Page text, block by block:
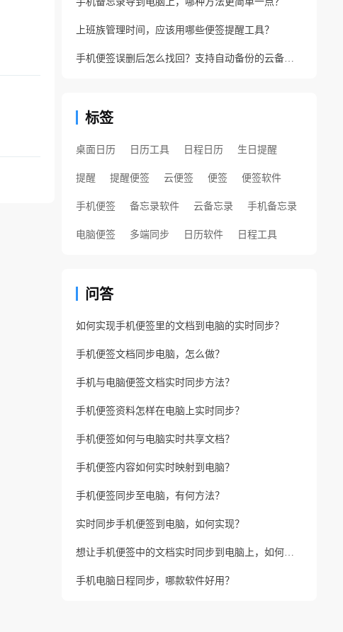
上班族管理时间，应该用哪些便签提醒工具？
手机便签误删后怎么找回？支持自动备份的云备忘录软件
标签
桌面日历 日历工具 日程日历 生日提醒
提醒 提醒便签 云便签 便签 便签软件
手机便签 备忘录软件 云备忘录 手机备忘录
电脑便签 多端同步 日历软件 日程工具
问答
如何实现手机便签里的文档到电脑的实时同步？
手机便签文档同步电脑，怎么做？
手机与电脑便签文档实时同步方法？
手机便签资料怎样在电脑上实时同步？
手机便签如何与电脑实时共享文档？
手机便签内容如何实时映射到电脑？
手机便签同步至电脑，有何方法？
实时同步手机便签到电脑，如何实现？
想让手机便签中的文档实时同步到电脑上，如何实现？
手机电脑日程同步，哪款软件好用？